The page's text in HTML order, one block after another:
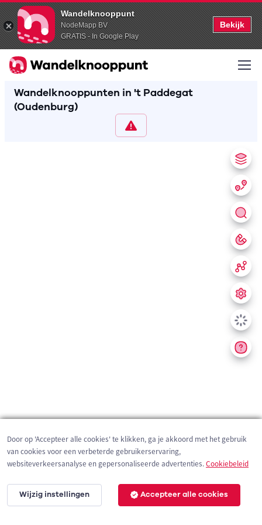
Wandelknooppunt
NodeMapp BV
GRATIS - In Google Play
Bekijk
Wandelknooppunten in 't Paddegat
(Oudenburg)
200 m
Door op 'Accepteer alle cookies' te klikken, ga je akkoord met het gebruik
van cookies voor een verbeterde gebruikerservaring,
websiteverkeersanalyse en gepersonaliseerde advertenties.Cookiebeleid
Wijzig instellingen Accepteer alle cookies